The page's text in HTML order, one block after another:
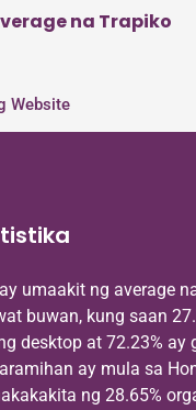
na Trapiko
Website
umaakit ng average
buwan, kung saan
desktop at 72.23% ay
ay mula sa
ng 28.65%